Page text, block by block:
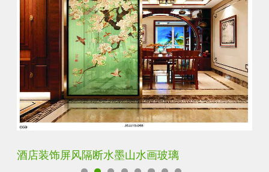
酒店装饰屏风隔断水墨山水画玻璃